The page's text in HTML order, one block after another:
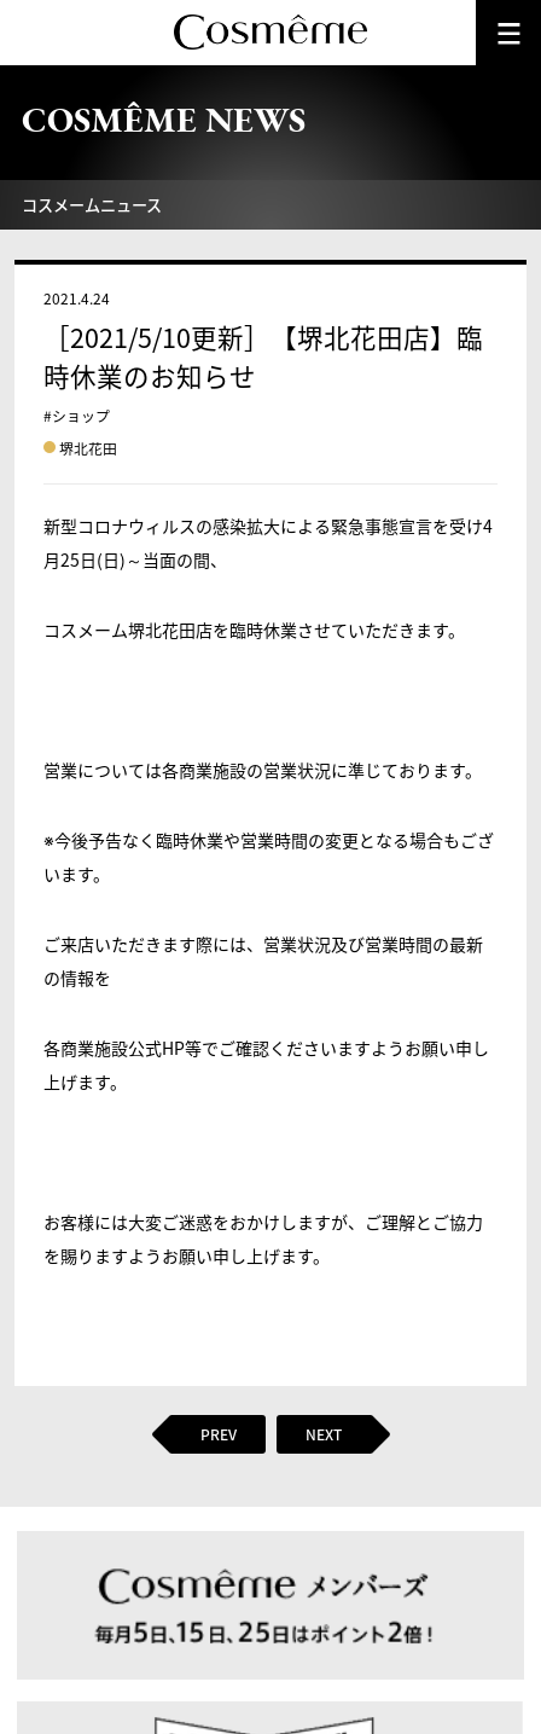
COSMÊME NEWS
コスメームニュース
2021.4.24
［2021/5/10更新］【堺北花田店】臨
時休業のお知らせ
#ショップ
堺北花田
新型コロナウィルスの感染拡大による緊急事態宣言を受け4
月25日(日)～当面の間、
コスメーム堺北花田店を臨時休業させていただきます。
営業については各商業施設の営業状況に準じております。
※今後予告なく臨時休業や営業時間の変更となる場合もござ
います。
ご来店いただきます際には、営業状況及び営業時間の最新
の情報を
各商業施設公式HP等でご確認くださいますようお願い申し
上げます。
お客様には大変ご迷惑をおかけしますが、ご理解とご協力
を賜りますようお願い申し上げます。
PREV NEXT